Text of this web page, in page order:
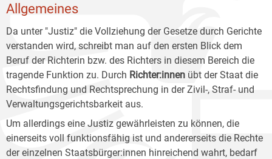
Allgemeines
Da unter "Justiz" die Vollziehung der Gesetze durch Gerichte
verstanden wird, schreibt man auf den ersten Blick dem
Beruf der Richterin bzw. des Richters in diesem Bereich die
tragende Funktion zu. Durch Richter:innen übt der Staat die
Rechtsfindung und Rechtsprechung in der Zivil-, Straf- und
Verwaltungsgerichtsbarkeit aus.
Um allerdings eine Justiz gewährleisten zu können, die
einerseits voll funktionsfähig ist und andererseits die Rechte
der einzelnen Staatsbürger:innen hinreichend wahrt, bedarf